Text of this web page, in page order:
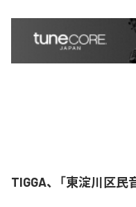
TIGGA、「東淀川区民